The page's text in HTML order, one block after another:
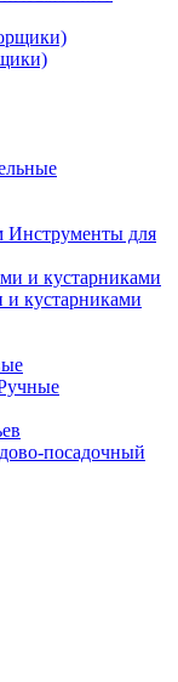
Инструменты для
и кустарниками
посадочный